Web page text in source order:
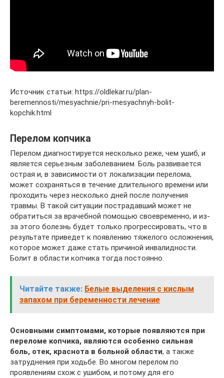
Источник статьи: https://oldlekar.ru/plan-
beremennosti/mesyachnie/pri-mesyachnyh-bolit-
kopchik.html
Перелом копчика
Перелом диагностируется несколько реже, чем ушиб, и
является серьезным заболеванием. Боль развивается
острая и, в зависимости от локализации перелома,
может сохраняться в течение длительного времени или
проходить через несколько дней после получения
травмы. В такой ситуации пострадавший может не
обратиться за врачебной помощью своевременно, и из-
за этого болезнь будет только прогрессировать, что в
результате приведет к появлению тяжелого осложнения,
которое может даже стать причиной инвалидности.
Болит в области копчика тогда постоянно.
Читайте также: Белые выделения с кислым
запахом при беременности лечение
Основными симптомами, которые появляются при
переломе копчика, являются особенно сильная
боль, отек, краснота в больной области, а также
затруднения при ходьбе. Во многом перелом по
проявлениям схож с ушибом, и потому для его